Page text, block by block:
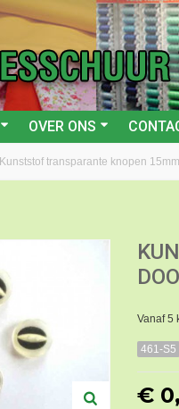
OVER ONS
Kunststof transparante knopen
Vanaf 5
461-S5
€